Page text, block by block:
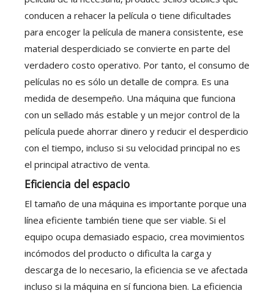
conducen a rehacer la película o tiene dificultades
para encoger la película de manera consistente, ese
material desperdiciado se convierte en parte del
verdadero costo operativo. Por tanto, el consumo de
películas no es sólo un detalle de compra. Es una
medida de desempeño. Una máquina que funciona
con un sellado más estable y un mejor control de la
película puede ahorrar dinero y reducir el desperdicio
con el tiempo, incluso si su velocidad principal no es
el principal atractivo de venta.
Eficiencia del espacio
El tamaño de una máquina es importante porque una
línea eficiente también tiene que ser viable. Si el
equipo ocupa demasiado espacio, crea movimientos
incómodos del producto o dificulta la carga y
descarga de lo necesario, la eficiencia se ve afectada
incluso si la máquina en sí funciona bien. La eficiencia